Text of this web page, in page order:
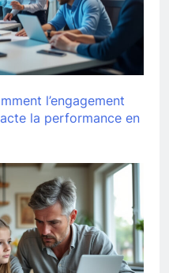
l’engagement
la performance en